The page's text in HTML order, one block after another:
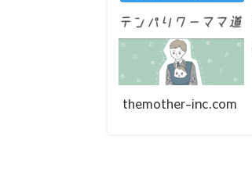
themother-inc.com